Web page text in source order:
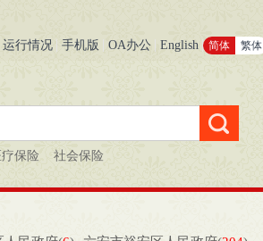
运行情况 手机版 OA办公 English 简体 繁体
疗保险 社会保险